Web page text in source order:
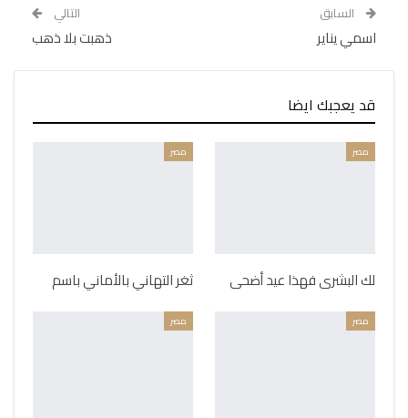
السابق
اسمي يناير
التالي
ذهبت بلا ذهب
قد يعجبك ايضا
مصر
لك البشرى فهذا عيد أضحى
مصر
ثغر التهاني بالأماني باسم
مصر مصر